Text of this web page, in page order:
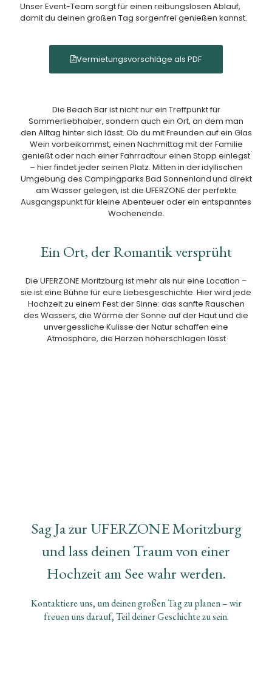
Unser Event-Team sorgt für einen reibungslosen Ablauf,
damit du deinen großen Tag sorgenfrei genießen kannst.
Vermietungsvorschläge als PDF
Die Beach Bar ist nicht nur ein Treffpunkt für
Sommerliebhaber, sondern auch ein Ort, an dem man
den Alltag hinter sich lässt. Ob du mit Freunden auf ein Glas
Wein vorbeikommst, einen Nachmittag mit der Familie
genießt oder nach einer Fahrradtour einen Stopp einlegst
– hier findet jeder seinen Platz. Mitten in der idyllischen
Umgebung des Campingparks Bad Sonnenland und direkt
am Wasser gelegen, ist die UFERZONE der perfekte
Ausgangspunkt für kleine Abenteuer oder ein entspanntes
Wochenende.
Ein Ort, der Romantik versprüht
Die UFERZONE Moritzburg ist mehr als nur eine Location –
sie ist eine Bühne für eure Liebesgeschichte. Hier wird jede
Hochzeit zu einem Fest der Sinne: das sanfte Rauschen
des Wassers, die Wärme der Sonne auf der Haut und die
unvergessliche Kulisse der Natur schaffen eine
Atmosphäre, die Herzen höherschlagen lässt
Sag Ja zur UFERZONE Moritzburg
und lass deinen Traum von einer
Hochzeit am See wahr werden.
Kontaktiere uns, um deinen großen Tag zu planen – wir
freuen uns darauf, Teil deiner Geschichte zu sein.